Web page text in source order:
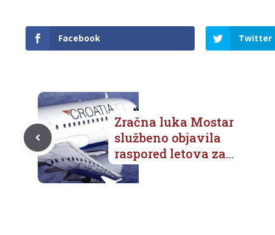
Facebook Twitter
Zračna luka Mostar
službeno objavila
raspored letova za
Hrvatsku i Njemačku